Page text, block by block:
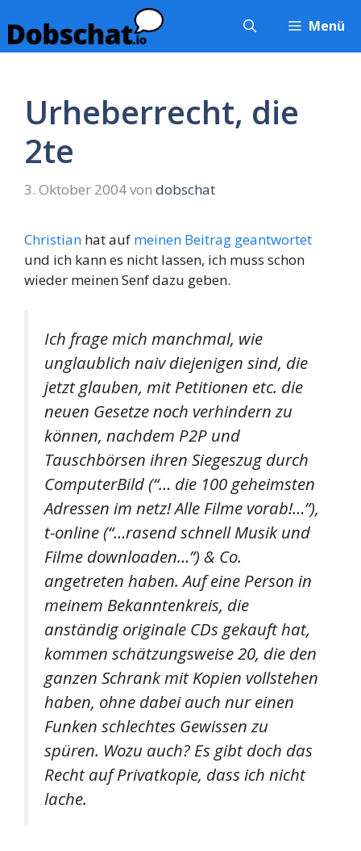
Inhalt
springen
Menü
Urheberrecht, die
2te
3. Oktober 2004von dobschat
Christian hat auf meinen Beitrag geantwortet
und ich kann es nicht lassen, ich muss schon
wieder meinen Senf dazu geben.
Ich frage mich manchmal, wie
unglaublich naiv diejenigen sind, die
jetzt glauben, mit Petitionen etc. die
neuen Gesetze noch verhindern zu
können, nachdem P2P und
Tauschbörsen ihren Siegeszug durch
ComputerBild (“… die 100 geheimsten
Adressen im netz! Alle Filme vorab!…”),
t-online (“…rasend schnell Musik und
Filme downloaden…”) & Co.
angetreten haben. Auf eine Person in
meinem Bekanntenkreis, die
anständig originale CDs gekauft hat,
kommen schätzungsweise 20, die den
ganzen Schrank mit Kopien vollstehen
haben, ohne dabei auch nur einen
Funken schlechtes Gewissen zu
spüren. Wozu auch? Es gibt doch das
Recht auf Privatkopie, dass ich nicht
lache.